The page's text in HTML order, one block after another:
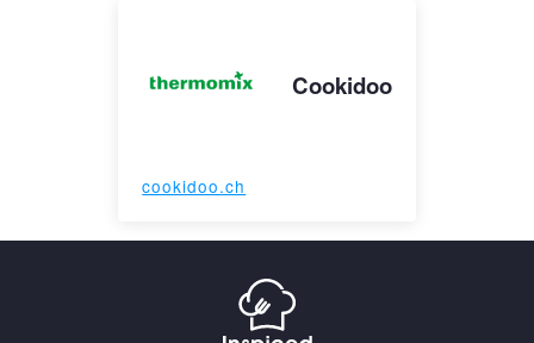
Cookidoo
cookidoo.ch